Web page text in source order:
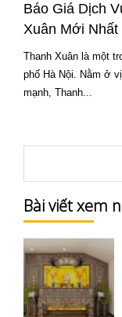
Báo Giá Dịch
Xuân Mới Nhất
Thanh Xuân là một
phố Hà Nội. Nằm ở
mạnh, Thanh...
Bài viết xem